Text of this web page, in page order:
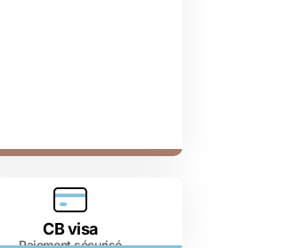
CB visa
Paiement sécurisé